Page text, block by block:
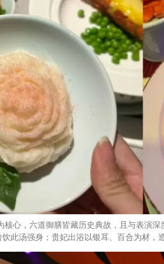
核心，六道御膳皆藏历史典故，且与表演
此汤强身；贵妃出浴以银耳、百合为材